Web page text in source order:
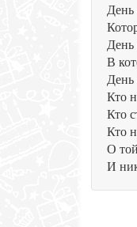
День
В
День
Кто
Кто
Кто
О
И